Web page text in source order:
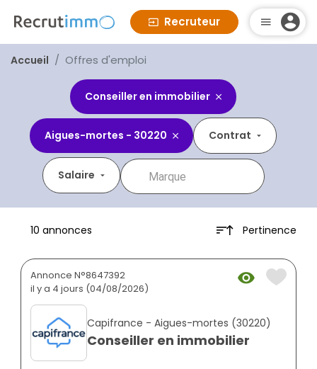
Recruteur
Accueil Offres d'emploi
Conseiller en immobilier
Aigues-mortes - 30220 Contrat
Salaire
10 annonces Pertinence
Annonce N°8647392
il y a 4 jours (04/08/2026)
Capifrance - Aigues-mortes (30220)
Conseiller en immobilier